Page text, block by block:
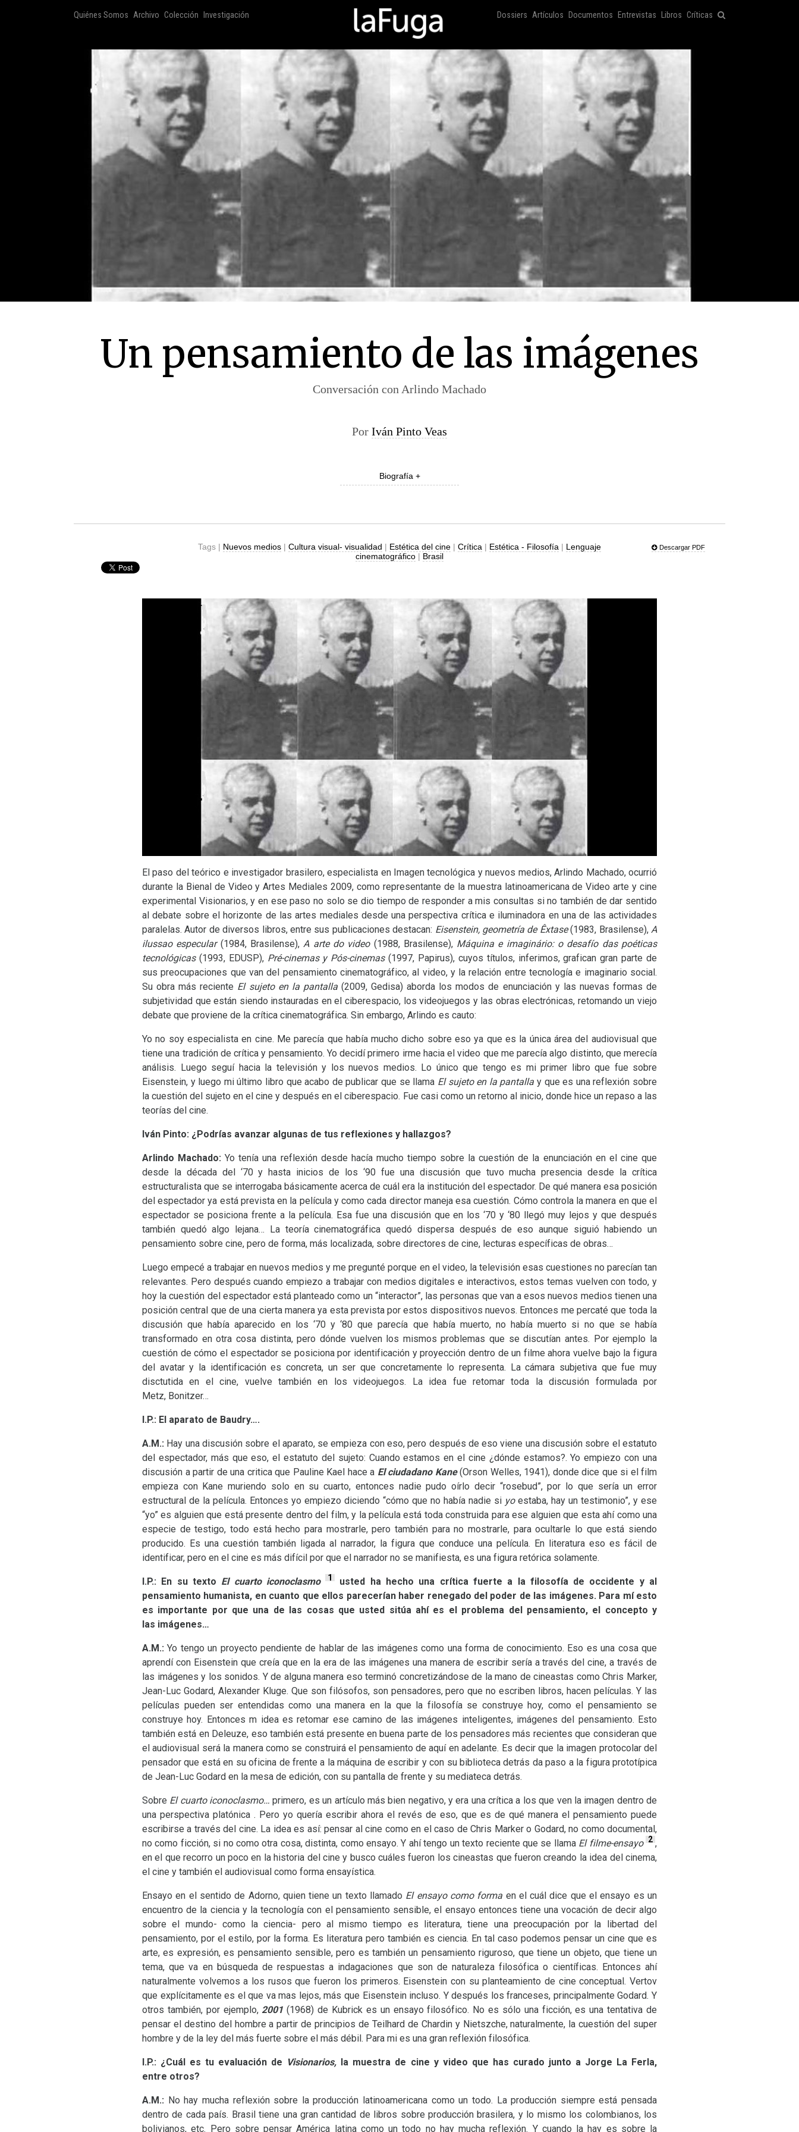
Quiénes Somos Archivo Colección Investigación Dossiers Artículos Documentos Entrevistas Libros Críticas
Un pensamiento de las imágenes
Conversación con Arlindo Machado
Por Iván Pinto Veas
Biografía +
Tags | Nuevos medios| Cultura visual- visualidad | Estética del cine| Crítica | Estética - Filosofía | Lenguaje
cinematográfico| Brasil
Descargar PDF
El paso del teórico e investigador brasilero, especialista en Imagen tecnológica y nuevos medios, Arlindo Machado, ocurrió
durante la Bienal de Video y Artes Mediales 2009, como representante de la muestra latinoamericana de Video arte y cine
experimental Visionarios, y en ese paso no solo se dio tiempo de responder a mis consultas si no también de dar sentido
al debate sobre el horizonte de las artes mediales desde una perspectiva crítica e iluminadora en una de las actividades
paralelas. Autor de diversos libros, entre sus publicaciones destacan: Eisenstein, geometría de Êxtase(1983, Brasilense),A
ilussao especular(1984, Brasilense),A arte do video(1988, Brasilense), Máquina e imaginário: o desafío das poéticas
tecnológicas(1993, EDUSP), Pré-cinemas y Pós-cinemas(1997, Papirus), cuyos títulos, inferimos, grafican gran parte de
sus preocupaciones que van del pensamiento cinematográfico, al video, y la relación entre tecnología e imaginario social.
Su obra más reciente El sujeto en la pantalla(2009, Gedisa) aborda los modos de enunciación y las nuevas formas de
subjetividad que están siendo instauradas en el ciberespacio, los videojuegos y las obras electrónicas, retomando un viejo
debate que proviene de la crítica cinematográfica. Sin embargo, Arlindo es cauto:
Yo no soy especialista en cine. Me parecía que había mucho dicho sobre eso ya que es la única área del audiovisual que
tiene una tradición de crítica y pensamiento. Yo decidí primero irme hacia el video que me parecía algo distinto, que merecía
análisis. Luego seguí hacia la televisión y los nuevos medios. Lo único que tengo es mi primer libro que fue sobre
Eisenstein, y luego mi último libro que acabo de publicar que se llama El sujeto en la pantalla y que es una reflexión sobre
la cuestión del sujeto en el cine y después en el ciberespacio. Fue casi como un retorno al inicio, donde hice un repaso a las
teorías del cine.
Iván Pinto: ¿Podrías avanzar algunas de tus reflexiones y hallazgos?
Arlindo Machado: Yo tenía una reflexión desde hacía mucho tiempo sobre la cuestión de la enunciación en el cine que
desde la década del ‘70 y hasta inicios de los ‘90 fue una discusión que tuvo mucha presencia desde la crítica
estructuralista que se interrogaba básicamente acerca de cuál era la institución del espectador. De qué manera esa posición
del espectador ya está prevista en la película y como cada director maneja esa cuestión. Cómo controla la manera en que el
espectador se posiciona frente a la película. Esa fue una discusión que en los ‘70 y ‘80 llegó muy lejos y que después
también quedó algo lejana… La teoría cinematográfica quedó dispersa después de eso aunque siguió habiendo un
pensamiento sobre cine, pero de forma, más localizada, sobre directores de cine, lecturas específicas de obras…
Luego empecé a trabajar en nuevos medios y me pregunté porque en el video, la televisión esas cuestiones no parecían tan
relevantes. Pero después cuando empiezo a trabajar con medios digitales e interactivos, estos temas vuelven con todo, y
hoy la cuestión del espectador está planteado como un “interactor”, las personas que van a esos nuevos medios tienen una
posición central que de una cierta manera ya esta prevista por estos dispositivos nuevos. Entonces me percaté que toda la
discusión que había aparecido en los ‘70 y ‘80 que parecía que había muerto, no había muerto si no que se había
transformado en otra cosa distinta, pero dónde vuelven los mismos problemas que se discutían antes. Por ejemplo la
cuestión de cómo el espectador se posiciona por identificación y proyección dentro de un filme ahora vuelve bajo la figura
del avatar y la identificación es concreta, un ser que concretamente lo representa. La cámara subjetiva que fue muy
disctutida en el cine, vuelve también en los videojuegos. La idea fue retomar toda la discusión formulada por
Metz, Bonitzer…
I.P.: El aparato de Baudry….
A.M.: Hay una discusión sobre el aparato, se empieza con eso, pero después de eso viene una discusión sobre el estatuto
del espectador, más que eso, el estatuto del sujeto: Cuando estamos en el cine ¿dónde estamos?. Yo empiezo con una
discusión a partir de una critica que Pauline Kael hace a El ciudadano Kane(Orson Welles, 1941), donde dice que si el film
empieza con Kane muriendo solo en su cuarto, entonces nadie pudo oírlo decir “rosebud”, por lo que sería un error
estructural de la película. Entonces yo empiezo diciendo “cómo que no había nadie si yoestaba, hay un testimonio”, y ese
“yo” es alguien que está presente dentro del film, y la película está toda construida para ese alguien que esta ahí como una
especie de testigo, todo está hecho para mostrarle, pero también para no mostrarle, para ocultarle lo que está siendo
producido. Es una cuestión también ligada al narrador, la figura que conduce una película. En literatura eso es fácil de
identificar, pero en el cine es más difícil por que el narrador no se manifiesta, es una figura retórica solamente.
I.P.: En su texto El cuarto iconoclasmo 1 usted ha hecho una crítica fuerte a la filosofía de occidente y al
pensamiento humanista, en cuanto que ellos parecerían haber renegado del poder de las imágenes. Para mí esto
es importante por que una de las cosas que usted sitúa ahí es el problema del pensamiento, el concepto y
las imágenes…
A.M.: Yo tengo un proyecto pendiente de hablar de las imágenes como una forma de conocimiento. Eso es una cosa que
aprendí con Eisenstein que creía que en la era de las imágenes una manera de escribir sería a través del cine, a través de
las imágenes y los sonidos. Y de alguna manera eso terminó concretizándose de la mano de cineastas como Chris Marker,
Jean-Luc Godard, Alexander Kluge. Que son filósofos, son pensadores, pero que no escriben libros, hacen películas. Y las
películas pueden ser entendidas como una manera en la que la filosofía se construye hoy, como el pensamiento se
construye hoy. Entonces m idea es retomar ese camino de las imágenes inteligentes, imágenes del pensamiento. Esto
también está en Deleuze, eso también está presente en buena parte de los pensadores más recientes que consideran que
el audiovisual será la manera como se construirá el pensamiento de aquí en adelante. Es decir que la imagen protocolar del
pensador que está en su oficina de frente a la máquina de escribir y con su biblioteca detrás da paso a la figura prototípica
de Jean-Luc Godard en la mesa de edición, con su pantalla de frente y su mediateca detrás.
Sobre El cuarto iconoclasmo… primero, es un artículo más bien negativo, y era una crítica a los que ven la imagen dentro de
una perspectiva platónica . Pero yo quería escribir ahora el revés de eso, que es de qué manera el pensamiento puede
escribirse a través del cine. La idea es así: pensar al cine como en el caso de Chris Marker o Godard, no como documental,
no como ficción, si no como otra cosa, distinta, como ensayo. Y ahí tengo un texto reciente que se llama El filme-ensayo 2 ,
en el que recorro un poco en la historia del cine y busco cuáles fueron los cineastas que fueron creando la idea del cinema,
el cine y también el audiovisual como forma ensayística.
Ensayo en el sentido de Adorno, quien tiene un texto llamado El ensayo como forma en el cuál dice que el ensayo es un
encuentro de la ciencia y la tecnología con el pensamiento sensible, el ensayo entonces tiene una vocación de decir algo
sobre el mundo- como la ciencia- pero al mismo tiempo es literatura, tiene una preocupación por la libertad del
pensamiento, por el estilo, por la forma. Es literatura pero también es ciencia. En tal caso podemos pensar un cine que es
arte, es expresión, es pensamiento sensible, pero es también un pensamiento riguroso, que tiene un objeto, que tiene un
tema, que va en búsqueda de respuestas a indagaciones que son de naturaleza filosófica o científicas. Entonces ahí
naturalmente volvemos a los rusos que fueron los primeros. Eisenstein con su planteamiento de cine conceptual. Vertov
que explícitamente es el que va mas lejos, más que Eisenstein incluso. Y después los franceses, principalmente Godard. Y
otros también, por ejemplo, 2001 (1968) de Kubrick es un ensayo filosófico. No es sólo una ficción, es una tentativa de
pensar el destino del hombre a partir de principios de Teilhard de Chardin y Nietszche, naturalmente, la cuestión del super
hombre y de la ley del más fuerte sobre el más débil. Para mi es una gran reflexión filosófica.
I.P.: ¿Cuál es tu evaluación de Visionarios, la muestra de cine y video que has curado junto a Jorge La Ferla,
entre otros?
A.M.: No hay mucha reflexión sobre la producción latinoamericana como un todo. La producción siempre está pensada
dentro de cada país. Brasil tiene una gran cantidad de libros sobre producción brasilera, y lo mismo los colombianos, los
bolivianos, etc. Pero sobre pensar América latina como un todo no hay mucha reflexión. Y cuando la hay es sobre la